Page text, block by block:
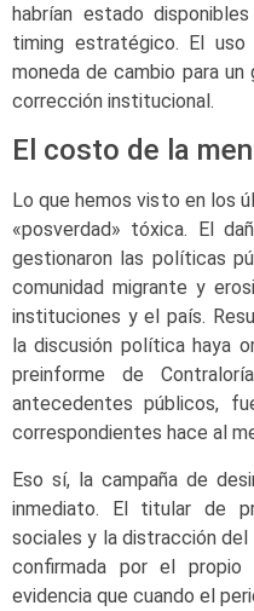
habrían estado
timing estratégico. El
moneda de cambio para
corrección institucional.
El costo de la
Lo que hemos visto en los
«posverdad» tóxica. El
gestionaron las políticas
comunidad migrante y
instituciones y el país.
la discusión política haya
preinforme de
antecedentes públicos,
correspondientes hace al
Eso sí, la campaña de
inmediato. El titular de
sociales y la distracción
confirmada por el
evidencia que cuando el